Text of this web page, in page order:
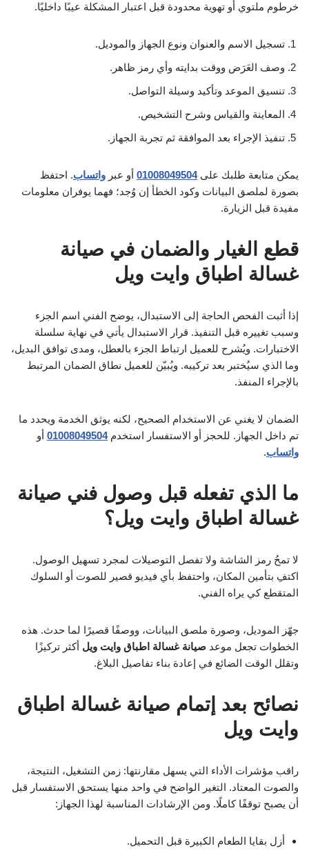
خرطوم ملتوي أو تهوية محدودة قبل اعتبار المشكلة عيبًا داخليًا.
تسجيل الاسم والعنوان ونوع الجهاز والموديل.
وصف العَرَض ووقت بدايته وأي رمز ظاهر.
تنسيق الموعد وتأكيد وسيلة التواصل.
المعاينة والقياس وشرح التشخيص.
تنفيذ الإجراء بعد الموافقة ثم تجربة الجهاز.
يمكن متابعة طلبك على01008049504 أو عبر واتساب. احتفظ
بصورة لملصق البيانات وكود الخطأ إن وُجد؛ فهما يوفران معلومات
مفيدة قبل الزيارة.
قطع الغيار والضمان في صيانة
غسالة اطباق وايت ويل
إذا أثبت الفحص الحاجة إلى الاستبدال، يوضح الفني اسم الجزء
وسبب تغييره قبل التنفيذ. قرار الاستبدال يأتي في نهاية سلسلة
الاختبارات. ويُشرح للعميل ارتباط الجزء بالعطل، ومدى توافق البديل،
وما الذي سيُختبر بعد تركيبه. ويُبيّن للعميل نطاق الضمان المرتبط
بالإجراء المنفذ.
الضمان لا يغني عن الاستخدام الصحيح، لكنه يوثق الخدمة ويحدد ما
تم داخل الجهاز. للحجز أو الاستفسار استخدم01008049504 أو
واتساب.
ما الذي تفعله قبل وصول فني صيانة
غسالة اطباق وايت ويل؟
لا تمحُ رمز الشاشة ولا تفصل التوصيلات لمجرد تسهيل الوصول.
اكتفِ بتأمين المكان، واحتفظ بأي فيديو قصير للصوت أو السلوك
المتقطع كي يراه الفني.
جهّز الموديل، وصورة ملصق البيانات، ووصفًا قصيرًا لما حدث. هذه
الخطوات تجعل موعد صيانة غسالة اطباق وايت ويل أكثر تركيزًا
وتقلل الوقت الضائع في إعادة بناء تفاصيل البلاغ.
نصائح بعد إتمام صيانة غسالة اطباق
وايت ويل
راقب مؤشرات الأداء التي يسهل مقارنتها: زمن التشغيل، النتيجة،
والصوت المعتاد. التغير الواضح في واحد منها يستحق الاستفسار قبل
أن يصبح توقفًا كاملًا. ومن الإرشادات المناسبة لهذا الجهاز:
أزل بقايا الطعام الكبيرة قبل التحميل.